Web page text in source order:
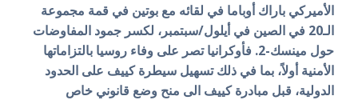
الأميركي باراك أوباما في لقائه مع بوتين في قمة مجموعة
الـ20 في الصين في أيلول/سبتمبر، لكسر جمود المفاوضات
حول مينسك-2. فأوكرانيا تصر على وفاء روسيا بالتزاماتها
الأمنية أولاً، بما في ذلك تسهيل سيطرة كييف على الحدود
الدولية، قبل مبادرة كييف الى منح وضع قانوني خاص